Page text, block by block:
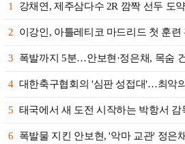
1 강채연, 제주삼다수 2R 깜짝 선두
2 이강인, 아틀레티코 마드리드 첫 훈
3 폭발까지 5분…안보현·정은채, 목숨
4 대한축구협회의 '심판 성접대'…최악
5 태국에서 새 도전 시작하는 박항서
6 폭발물 지킨 안보현, '악마 교관' 정은